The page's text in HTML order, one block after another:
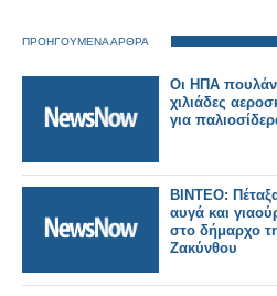
ΠΡΟΗΓΟΥΜΕΝΑ ΑΡΘΡΑ
Οι ΗΠΑ
χιλιάδες
για
BINTEO:
αυγά και
στο δήμαρχο
Ζακύνθου